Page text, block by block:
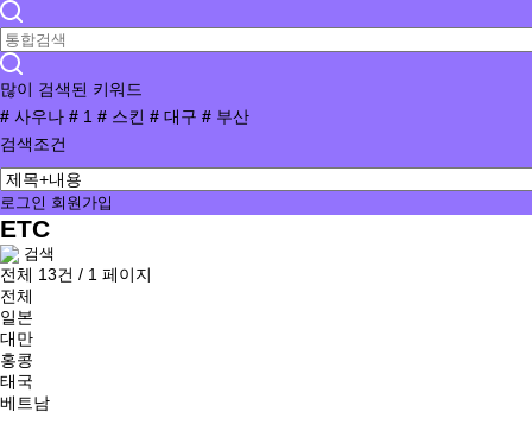
많이 검색된 키워드
# 사우나 # 1 # 스킨 # 대구 # 부산
검색조건
로그인 회원가입
ETC
검색
전체 13건 / 1 페이지
전체
일본
대만
홍콩
태국
베트남